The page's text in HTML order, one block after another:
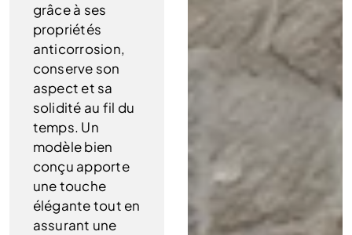
grâce à ses
propriétés
anticorrosion,
conserve son
aspect et sa
solidité au fil du
temps. Un
modèle bien
conçu apporte
une touche
élégante tout en
assurant une